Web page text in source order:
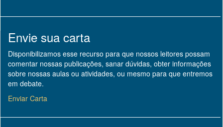
Envie sua carta
Disponibilizamos esse recurso para que nossos leitores possam
comentar nossas publicações, sanar dúvidas, obter informações
sobre nossas aulas ou atividades, ou mesmo para que entremos
em debate.
Enviar Carta